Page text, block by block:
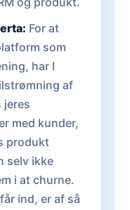
For at
som
har I
af
jeres
med kunder,
produkt
selv ikke
i at churne.
ind, er af så